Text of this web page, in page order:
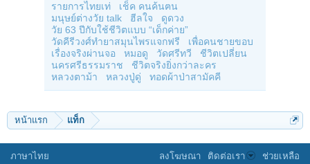
รายการไทยเท่
เช็ค คนค้นฅน
มนุษย์ต่างวัย talk
ฮีลใจ
ดูดวง
วัย 63 ปีกับใช้ชีวิตแบบ “เด็กค่าย”
วัดคีรีวงศ์ทำยาสมุนไพรแจกฟรี
เพื่อคนชายขอบ
เรื่องจริงผ่านจอ
หมอดู วัดศรีทวี
ชีวิตเปลี่ยน
นครศรีธรรมราช
ชีวิตจริงยิ่งกว่าละคร
หลวงตาม้า
หลวงปู่ดู่ ทอดผ้าป่าสามัคคี
หน้าแรก แท็ก
ภาษาไทย ลงโฆษณา ติดต่อเรา ช่วยเหลือ